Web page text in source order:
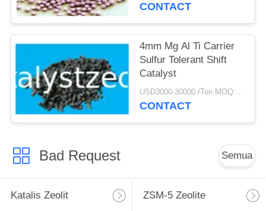
CONTACT
4mm Mg Al Ti Carrier
Sulfur Tolerant Shift
Catalyst
USD3000-30000 /Ton MOQ:1 KG
CONTACT
Bad Request Semua
Katalis Zeolit ZSM-5 Zeolite